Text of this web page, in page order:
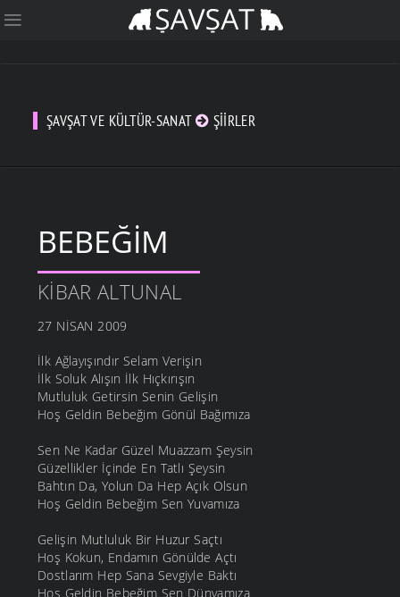
ŞAVŞAT VE KÜLTÜR-SANAT ŞIIRLER
BEBEĞIM
KIBAR ALTUNAL
27 NISAN 2009
İlk Ağlayışındır Selam Verişin
İlk Soluk Alışın İlk Hıçkırışın
Mutluluk Getirsin Senin Gelişin
Hoş Geldin Bebeğim Gönül Bağımıza
Sen Ne Kadar Güzel Muazzam Şeysin
Güzellikler İçinde En Tatlı Şeysin
Bahtın Da, Yolun Da Hep Açık Olsun
Hoş Geldin Bebeğim Sen Yuvamıza
Gelişin Mutluluk Bir Huzur Saçtı
Hoş Kokun, Endamın Gönülde Açtı
Dostlarım Hep Sana Sevgiyle Baktı
Hoş Geldin Bebeğim Sen Dünyamıza